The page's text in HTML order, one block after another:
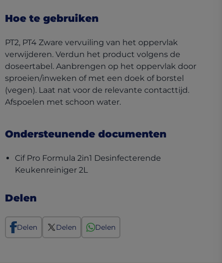
Hoe te gebruiken
PT2, PT4 Zware vervuiling van het oppervlak
verwijderen. Verdun het product volgens de
doseertabel. Aanbrengen op het oppervlak door
sproeien/inweken of met een doek of borstel
(vegen). Laat nat voor de relevante contacttijd.
Afspoelen met schoon water.
Ondersteunende documenten
Cif Pro Formula 2in1 Desinfecterende
Keukenreiniger 2L
Delen
Delen Delen Delen